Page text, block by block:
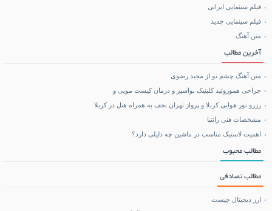
خرید بلیط هواپیما
بلیط هواپیما تهران مشهد
فیلم سینمایی ایرانی
فیلم سینمایی جدید
متن آهنگ
آخرین مطالب
متن آهنگ چشم تو از مجید رضوی
جراحی هموروئید کلینیک بواسیر و درمان کیست مویی و
رزرو تور هوایی کربلا و پرواز تهران نجف به همراه هتل در کربلا
مشخصات فنی زانتیا
اهمیت لاستیک مناسب در ماشین چه دلیلی دارد؟
مطالب محبوب
مطالب تصادفی
ارز دیجیتال چیست